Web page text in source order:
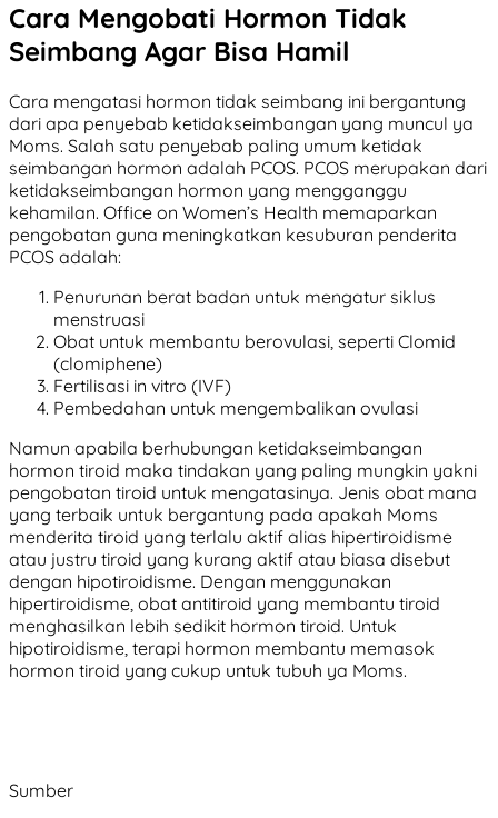
Cara Mengobati Hormon Tidak
Seimbang Agar Bisa Hamil
Cara mengatasi hormon tidak seimbang ini bergantung
dari apa penyebab ketidakseimbangan yang muncul ya
Moms. Salah satu penyebab paling umum ketidak
seimbangan hormon adalah PCOS. PCOS merupakan dari
ketidakseimbangan hormon yang mengganggu
kehamilan. Office on Women’s Health memaparkan
pengobatan guna meningkatkan kesuburan penderita
PCOS adalah:
Penurunan berat badan untuk mengatur siklus
menstruasi
Obat untuk membantu berovulasi, seperti Clomid
(clomiphene)
Fertilisasi in vitro (IVF)
Pembedahan untuk mengembalikan ovulasi
Namun apabila berhubungan ketidakseimbangan
hormon tiroid maka tindakan yang paling mungkin yakni
pengobatan tiroid untuk mengatasinya. Jenis obat mana
yang terbaik untuk bergantung pada apakah Moms
menderita tiroid yang terlalu aktif alias hipertiroidisme
atau justru tiroid yang kurang aktif atau biasa disebut
dengan hipotiroidisme. Dengan menggunakan
hipertiroidisme, obat antitiroid yang membantu tiroid
menghasilkan lebih sedikit hormon tiroid. Untuk
hipotiroidisme, terapi hormon membantu memasok
hormon tiroid yang cukup untuk tubuh ya Moms.
Sumber